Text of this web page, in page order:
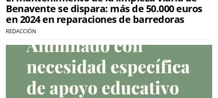
Benavente se dispara: más de 50.000 euros
en 2024 en reparaciones de barredoras
REDACCIÓN